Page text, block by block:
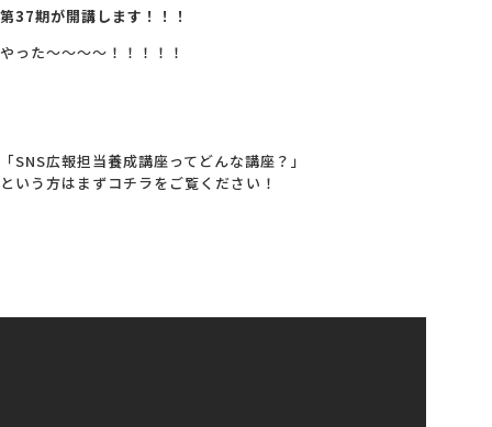
お問い合わせ
第37期が開講します！！！
やった～～～～！！！！！
「SNS広報担当養成講座ってどんな講座？」
という方はまずコチラをご覧ください！